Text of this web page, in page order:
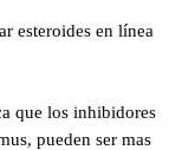
esteroides en línea
que los inhibidores
pueden ser mas